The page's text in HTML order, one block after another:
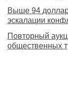
Выше 94
эскалации
Повторный
общественных